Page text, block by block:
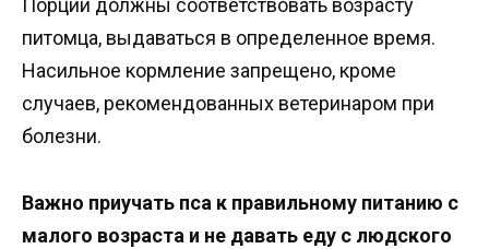
Порции должны соответствовать возрасту
питомца, выдаваться в определенное время.
Насильное кормление запрещено, кроме
случаев, рекомендованных ветеринаром при
болезни.
Важно приучать пса к правильному питанию с
малого возраста и не давать еду с людского